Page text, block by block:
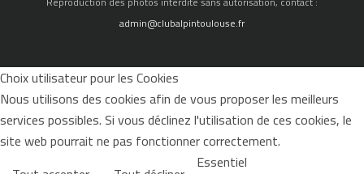
admin@clubalpintoulouse.fr
Choix utilisateur pour les Cookies
Nous utilisons des cookies afin de vous proposer les meilleurs
services possibles. Si vous déclinez l'utilisation de ces cookies, le
site web pourrait ne pas fonctionner correctement.
Essentiel